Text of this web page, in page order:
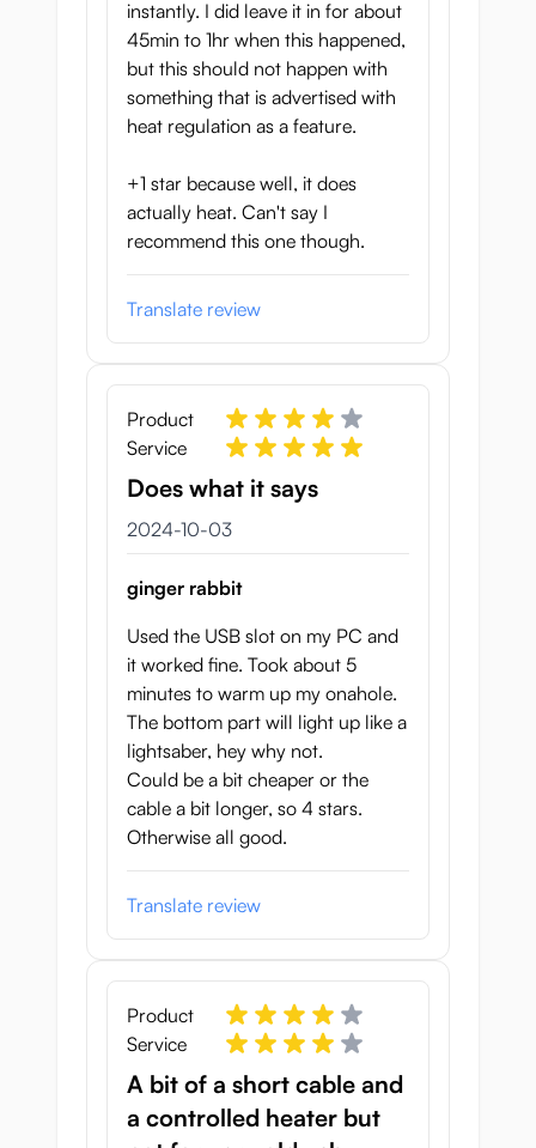
instantly. I did leave it in for about
45min to 1hr when this happened,
but this should not happen with
something that is advertised with
heat regulation as a feature.
+1 star because well, it does
actually heat. Can't say I
recommend this one though.
Translate review
Product
Service
Does what it says
3 oktober 2024
2024-10-03
ginger rabbit
Used the USB slot on my PC and
it worked fine. Took about 5
minutes to warm up my onahole.
The bottom part will light up like a
lightsaber, hey why not.
Could be a bit cheaper or the
cable a bit longer, so 4 stars.
Otherwise all good.
Translate review
Product
Service
A bit of a short cable and
a controlled heater but